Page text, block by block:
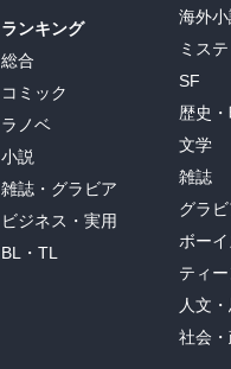
ランキング
総合
コミック
ラノベ
小説
雑誌・グラビア
ビジネス・実用
BL・TL
海外
ミス
SF
歴史
文学
雑誌
グラ
ボー
ティ
人文
社会